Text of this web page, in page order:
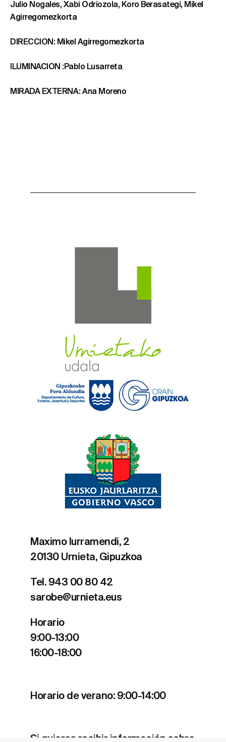
Julio Nogales, Xabi Odriozola, Koro Berasategi, Mikel
Agirregomezkorta
DIRECCION: Mikel Agirregomezkorta
ILUMINACION :Pablo Lusarreta
MIRADA EXTERNA: Ana Moreno
Maximo Iurramendi, 2
20130 Urnieta, Gipuzkoa
Tel. 943 00 80 42
sarobe@urnieta.eus
Horario
9:00-13:00
16:00-18:00
Horario de verano: 9:00-14:00
Si quieres recibir información sobre